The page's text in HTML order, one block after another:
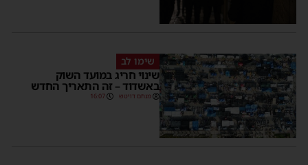
שימו לב
שינוי חריג במועד השוק
באשדוד – זה התאריך החדש
מנחם דויטש 16:07